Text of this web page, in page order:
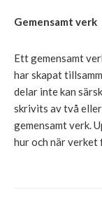
Gemensamt verk
Ett gemensamt
har skapat
delar inte kan
skrivits av två
gemensamt verk.
hur och när verket